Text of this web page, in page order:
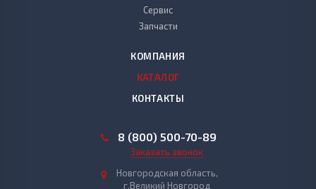
Сервис
Запчасти
КОМПАНИЯ
КАТАЛОГ
КОНТАКТЫ
8 (800) 500-70-89
Заказать звонок
Новгородская область,
г.Великий Новгород